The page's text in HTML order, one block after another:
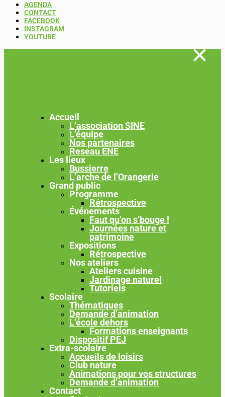
AGENDA
CONTACT
FACEBOOK
INSTAGRAM
YOUTUBE
Accueil
L’association SINE
L’équipe
Nos partenaires
Reseau ENE
Les lieux
Bussierre
L’arche de l’Orangerie
Grand public
Programme
Rétrospective
Événements
Faut qu’on s’bouge !
Journées nature et
patrimoine
Expositions
Rétrospective
Nos ateliers
Ateliers cuisine
Jardinage naturel
Tutoriels
Scolaire
Thématiques
Demande d’animation
L’école dehors
Formations enseignants
Dispositif PEJ
Extra-scolaire
Accueils de loisirs
Club nature
Animations pour vos structures
Demande d’animation
Contact